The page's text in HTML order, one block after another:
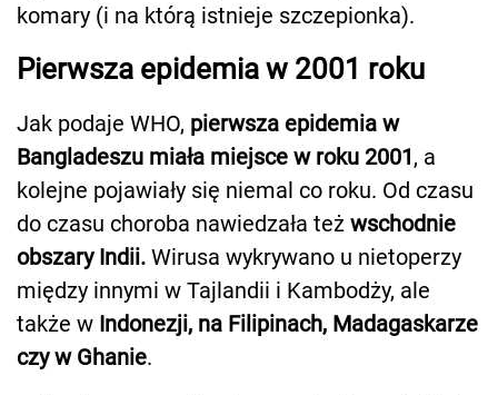
komary (i na którą istnieje szczepionka).
Pierwsza epidemia w 2001 roku
Jak podaje WHO, pierwsza epidemia w
Bangladeszu miała miejsce w roku 2001, a
kolejne pojawiały się niemal co roku. Od czasu
do czasu choroba nawiedzała też wschodnie
obszary Indii. Wirusa wykrywano u nietoperzy
między innymi w Tajlandii i Kambodży, ale
także w Indonezji, na Filipinach, Madagaskarze
czy w Ghanie.